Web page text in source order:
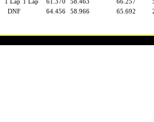
DNF 64.456 58.966 65.692